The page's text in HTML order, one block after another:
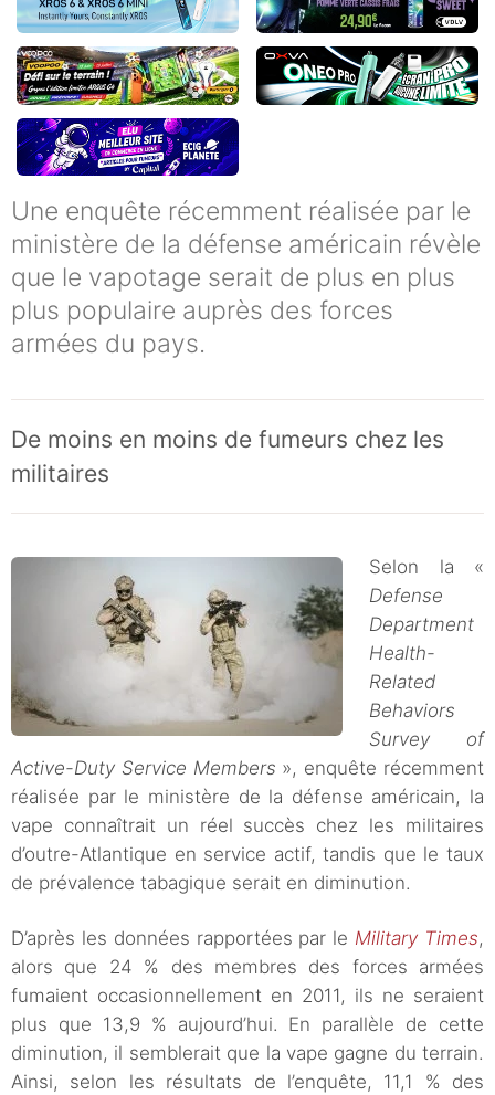
Une enquête récemment réalisée par le
ministère de la défense américain révèle
que le vapotage serait de plus en plus
plus populaire auprès des forces
armées du pays.
De moins en moins de fumeurs chez les
militaires
Selon la «
Defense
Department
Health-
Related
Behaviors
Survey of
Active-Duty Service Members », enquête récemment
réalisée par le ministère de la défense américain, la
vape connaîtrait un réel succès chez les militaires
d’outre-Atlantique en service actif, tandis que le taux
de prévalence tabagique serait en diminution.
D’après les données rapportées par le Military Times,
alors que 24 % des membres des forces armées
fumaient occasionnellement en 2011, ils ne seraient
plus que 13,9 % aujourd’hui. En parallèle de cette
diminution, il semblerait que la vape gagne du terrain.
Ainsi, selon les résultats de l’enquête, 11,1 % des